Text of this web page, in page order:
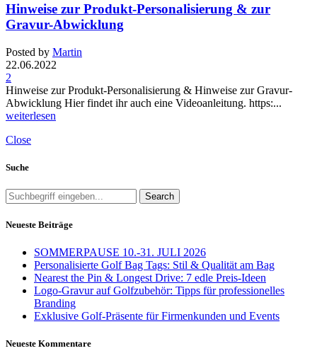
Hinweise zur Produkt-Personalisierung & zur
Gravur-Abwicklung
Posted by Martin
22.06.2022
2
Hinweise zur Produkt-Personalisierung & Hinweise zur Gravur-
Abwicklung Hier findet ihr auch eine Videoanleitung. https:...
weiterlesen
Close
Suche
Search
Neueste Beiträge
SOMMERPAUSE 10.-31. JULI 2026
Personalisierte Golf Bag Tags: Stil & Qualität am Bag
Nearest the Pin & Longest Drive: 7 edle Preis-Ideen
Logo-Gravur auf Golfzubehör: Tipps für professionelles
Branding
Exklusive Golf-Präsente für Firmenkunden und Events
Neueste Kommentare